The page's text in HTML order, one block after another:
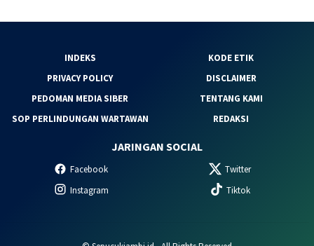
INDEKS
KODE ETIK
PRIVACY POLICY
DISCLAIMER
PEDOMAN MEDIA SIBER
TENTANG KAMI
SOP PERLINDUNGAN WARTAWAN
REDAKSI
JARINGAN SOCIAL
Facebook
Twitter
Instagram
Tiktok